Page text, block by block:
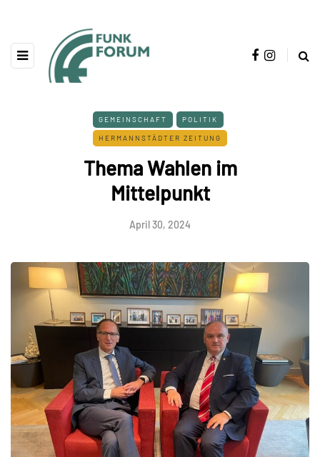
GEMEINSCHAFT POLITIK
HERMANNSTÄDTER ZEITUNG
Thema Wahlen im
Mittelpunkt
April 30, 2024